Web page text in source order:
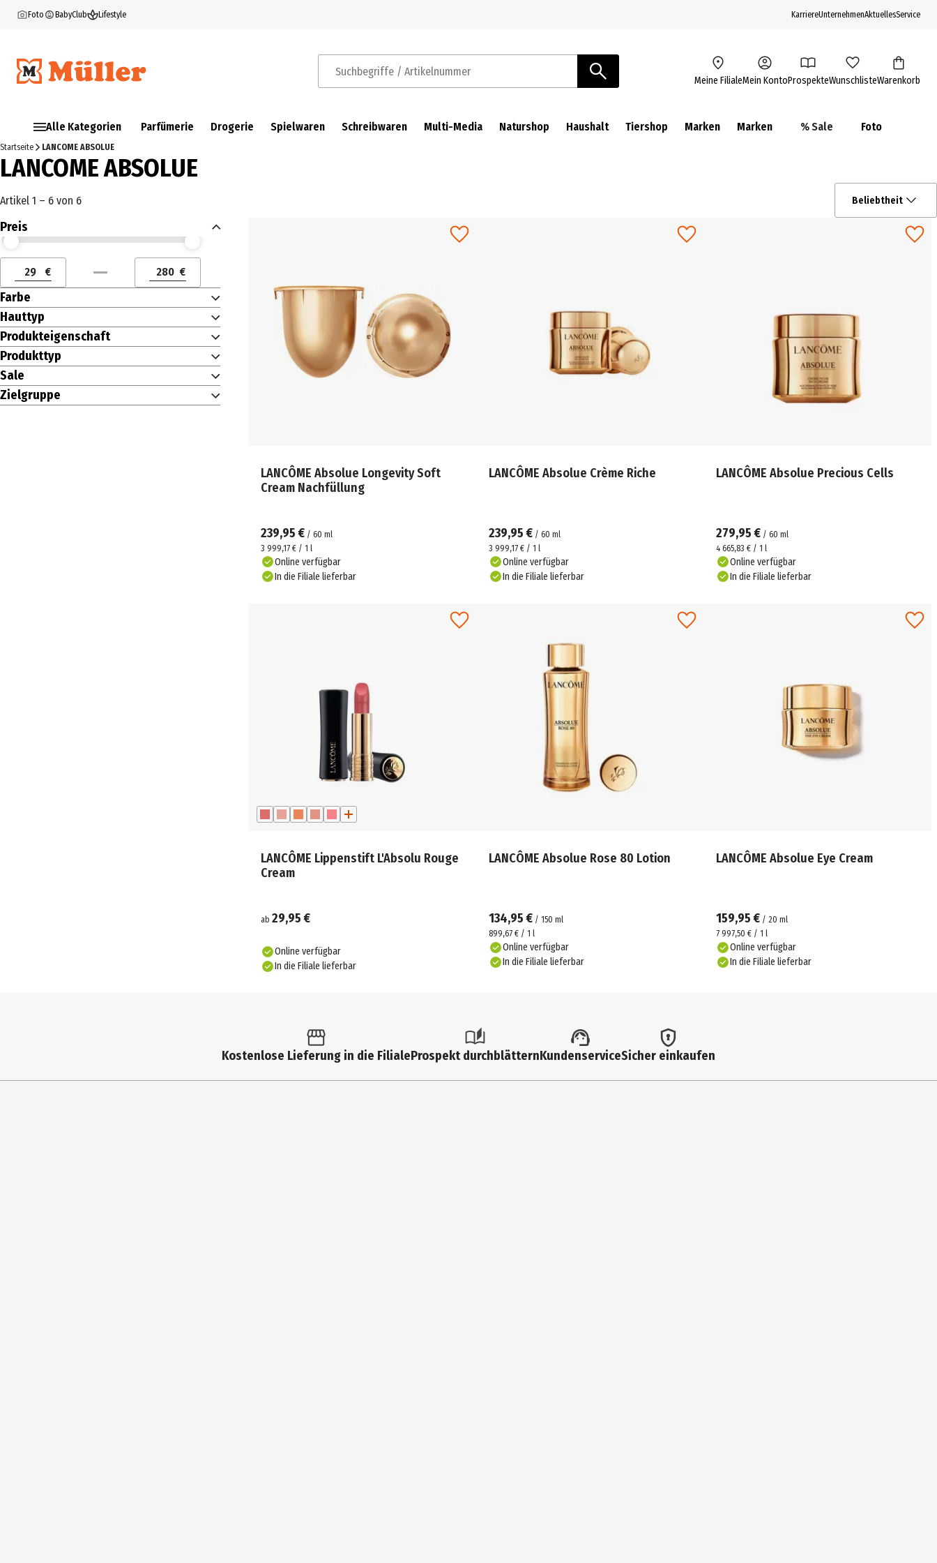
Foto BabyClub Lifestyle KarriereUnternehmenAktuellesService
Suchbegriffe / Artikelnummer Meine FilialeMein KontoProspekteWunschlisteWarenkorb
Alle Kategorien Parfümerie Drogerie Spielwaren Schreibwaren Multi-Media Naturshop Haushalt Tiershop Marken Marken % Sale Foto
Startseite LANCOME ABSOLUE
LANCOME ABSOLUE
Artikel 1 – 6 von 6 Beliebtheit
Preis
Preis (€) ab
Preis (€) bis
Preis (€) ab
€
Preis (€) bis
€
Farbe
Hauttyp
Produkteigenschaft
Produkttyp
Sale
Zielgruppe
LANCÔME Absolue Longevity Soft
Cream Nachfüllung
239,95 € / 60 ml
3 999,17 € / 1 l
Online verfügbar
In die Filiale lieferbar
LANCÔME Absolue Crème Riche
239,95 €/ 60 ml
3 999,17 € / 1 l
Online verfügbar
In die Filiale lieferbar
LANCÔME Absolue Precious Cells
279,95 € /60 ml
4 665,83 € / 1 l
Online verfügbar
In die Filiale lieferbar
LANCÔME Lippenstift L'Absolu Rouge
Cream
ab 29,95 €
Online verfügbar
In die Filiale lieferbar
LANCÔME Absolue Rose 80 Lotion
134,95 €/ 150 ml
899,67 € / 1 l
Online verfügbar
In die Filiale lieferbar
LANCÔME Absolue Eye Cream
159,95 € /20 ml
7 997,50 € / 1 l
Online verfügbar
In die Filiale lieferbar
Kostenlose Lieferung in die FilialeProspekt durchblätternKundenserviceSicher einkaufen